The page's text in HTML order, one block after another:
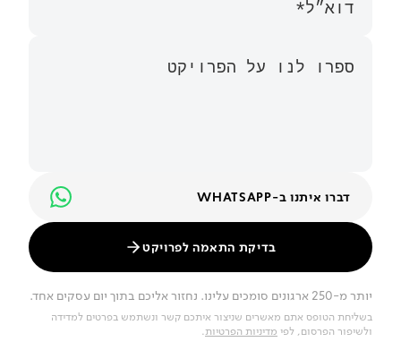
דברו איתנו ב-WHATSAPP
בדיקת התאמה לפרויקט
יותר מ-250 ארגונים סומכים עלינו. נחזור אליכם בתוך יום עסקים אחד.
בשליחת הטופס אתם מאשרים שניצור איתכם קשר ונשתמש בפרטים למדידה
ולשיפור הפרסום, לפי מדיניות הפרטיות.